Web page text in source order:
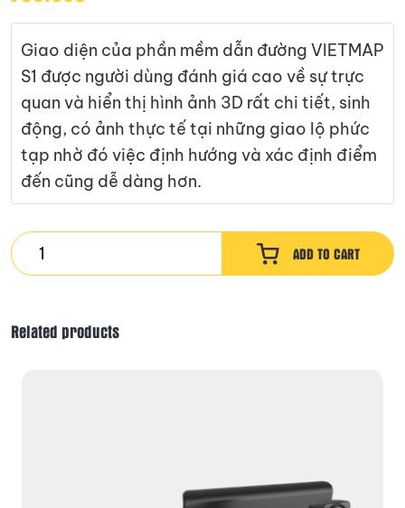
Giao diện của phần mềm dẫn đường VIETMAP
S1 được người dùng đánh giá cao về sự trực
quan và hiển thị hình ảnh 3D rất chi tiết, sinh
động, có ảnh thực tế tại những giao lộ phức
tạp nhờ đó việc định hướng và xác định điểm
đến cũng dễ dàng hơn.
VIETMAP
S1
ADD TO CART
Related products